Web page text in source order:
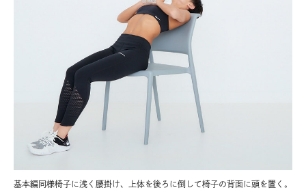
基本編同様椅子に浅く腰掛け、上体を後ろに倒して椅子の背面に頭を置く。